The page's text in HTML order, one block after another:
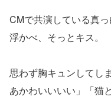
CMで共演している真
浮かべ、そっとキス。
思わず胸キュンしてし
あかわいいいい」「猫